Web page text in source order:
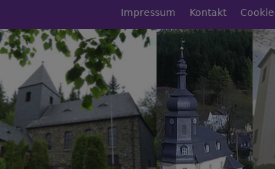
Impressum Kontakt